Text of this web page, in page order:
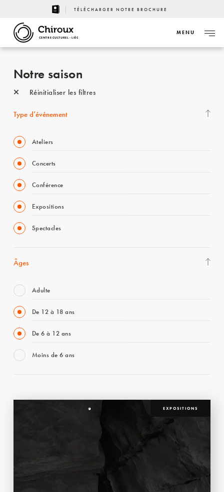
TÉLÉCHARGER NOTRE BROCHURE
CENTRE CULTUREL - LIÈGE
MENU
Notre saison
Réinitialiser les filtres
Type d’événement
Ateliers
Concerts
Conférence
Expositions
Spectacles
Âges
Adulte
De 12 à 18 ans
De 6 à 12 ans
Moins de 6 ans
EXPOSITIONS